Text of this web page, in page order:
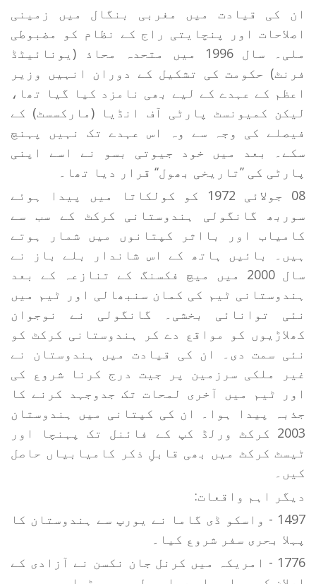
ان کی قیادت میں مغربی بنگال میں زمینی
اصلاحات اور پنچایتی راج کے نظام کو مضبوطی
ملی۔ سال 1996 میں متحدہ محاذ (یونائیٹڈ
فرنٹ) حکومت کی تشکیل کے دوران انہیں وزیر
اعظم کے عہدے کے لیے بھی نامزد کیا گیا تھا،
لیکن کمیونسٹ پارٹی آف انڈیا (مارکسسٹ) کے
فیصلے کی وجہ سے وہ اس عہدے تک نہیں پہنچ
سکے۔ بعد میں خود جیوتی بسو نے اسے اپنی
پارٹی کی ’’تاریخی بھول‘‘ قرار دیا تھا۔
08 جولائی 1972 کو کولکاتا میں پیدا ہوئے
سوربھ گانگولی ہندوستانی کرکٹ کے سب سے
کامیاب اور بااثر کپتانوں میں شمار ہوتے
ہیں۔ بائیں ہاتھ کے اس شاندار بلے باز نے
سال 2000 میں میچ فکسنگ کے تنازعہ کے بعد
ہندوستانی ٹیم کی کمان سنبھالی اور ٹیم میں
نئی توانائی بخشی۔ گانگولی نے نوجوان
کھلاڑیوں کو مواقع دے کر ہندوستانی کرکٹ کو
نئی سمت دی۔ ان کی قیادت میں ہندوستان نے
غیر ملکی سرزمین پر جیت درج کرنا شروع کی
اور ٹیم میں آخری لمحات تک جدوجہد کرنے کا
جذبہ پیدا ہوا۔ ان کی کپتانی میں ہندوستان
2003 کرکٹ ورلڈ کپ کے فائنل تک پہنچا اور
ٹیسٹ کرکٹ میں بھی قابلِ ذکر کامیابیاں حاصل
کیں۔
دیگر اہم واقعات:
1497 - واسکو ڈی گاما نے یورپ سے ہندوستان کا
پہلا بحری سفر شروع کیا۔
1776 - امریکہ میں کرنل جان نکسن نے آزادی کے